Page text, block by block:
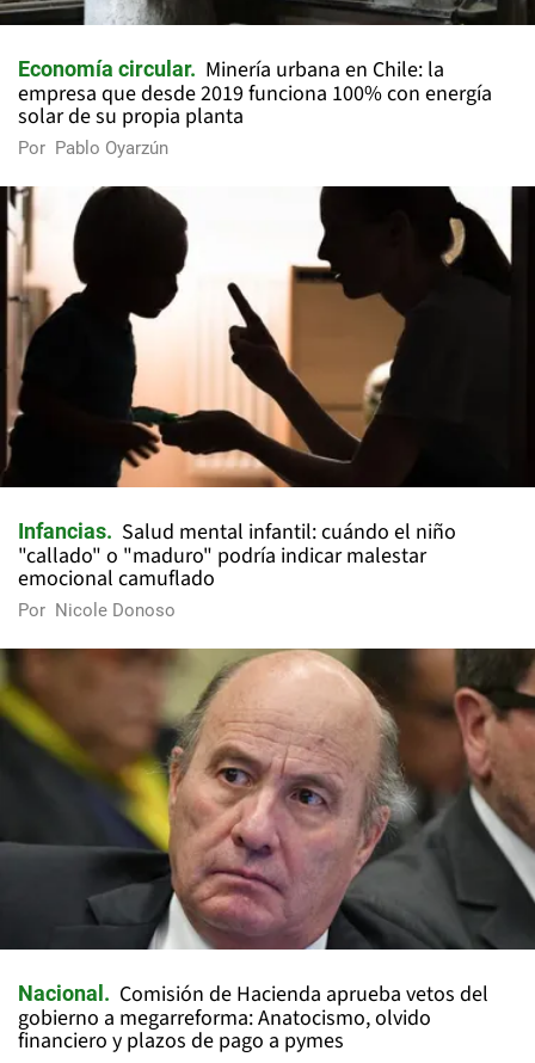
Economía circular
Minería urbana en Chile: la
empresa que desde 2019 funciona 100% con energía
solar de su propia planta
Por Pablo Oyarzún
Infancias
Salud mental infantil: cuándo el niño
"callado" o "maduro" podría indicar malestar
emocional camuflado
Por Nicole Donoso
Nacional
Comisión de Hacienda aprueba vetos del
gobierno a megarreforma: Anatocismo, olvido
financiero y plazos de pago a pymes